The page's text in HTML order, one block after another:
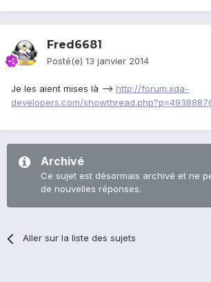
Fred6681
Posté(e) 13 janvier 2014
Je les aient mises là --> http://forum.xda-
developers.com/
Archivé
Ce sujet est désormais archivé et ne
de nouvelles réponses.
Aller sur la liste des sujets